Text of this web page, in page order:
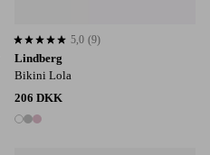
Lindberg
Bikini Lola
206 DKK
3 farver
5,0 baseret på 9 bedømmelser
5,0 (9)